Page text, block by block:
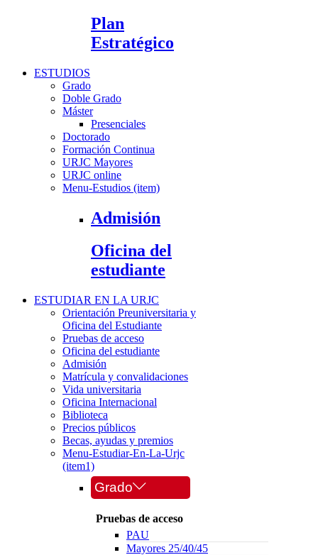
Plan
Estratégico
ESTUDIOS
Grado
Doble Grado
Máster
Presenciales
Doctorado
Formación Continua
URJC Mayores
URJC online
Menu-Estudios (item)
Admisión
Oficina del
estudiante
ESTUDIAR EN LA URJC
Orientación Preuniversitaria y
Oficina del Estudiante
Pruebas de acceso
Oficina del estudiante
Admisión
Matrícula y convalidaciones
Vida universitaria
Oficina Internacional
Biblioteca
Precios públicos
Becas, ayudas y premios
Menu-Estudiar-En-La-Urjc
(item1)
Grado
Pruebas de acceso
PAU
Mayores 25/40/45